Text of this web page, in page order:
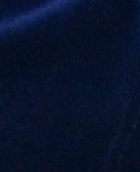
líder en